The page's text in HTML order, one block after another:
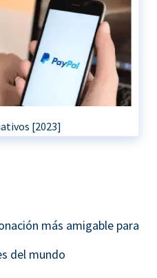
[2023]
más amigable para
del mundo